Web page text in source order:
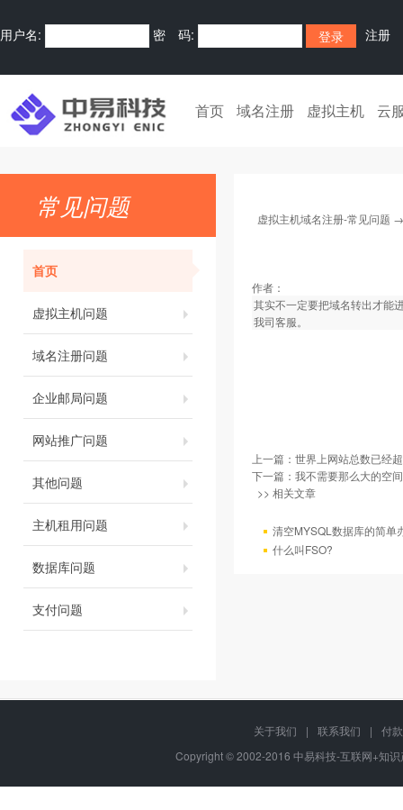
用户名: 密 码: 注册
首页 域名注册 虚拟主机 云
常见问题
首页
虚拟主机问题
域名注册问题
企业邮局问题
网站推广问题
其他问题
主机租用问题
数据库问题
支付问题
虚拟主机域名注册-常见问题
作者：
其实不一定要把域名转出才能
我司客服。
上一篇： 世界上网站总数已经
下一篇： 我不需要那么大的空
>> 相关文章
清空MYSQL数据库的简单
什么叫FSO?
关于我们 | 联系我们 |
付
Copyright © 2002-2016 中易科技-互联网+知